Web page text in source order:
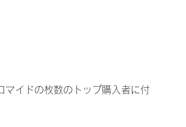
イドの枚数のトップ購入者に付